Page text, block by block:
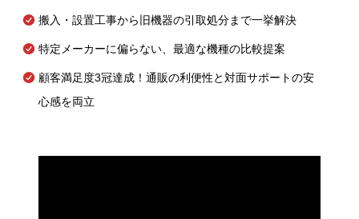
搬入・設置工事から旧機器の引取処分まで一挙解決
特定メーカーに偏らない、最適な機種の比較提案
顧客満足度3冠達成！通販の利便性と対面サポートの安
心感を両立